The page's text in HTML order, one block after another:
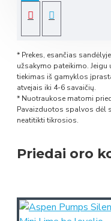
* Prekes, esančias
užsakymo pateikimo. Jeigu
tiekimas iš gamyklos
atvejais iki 4-6 savaičių.
* Nuotraukose matomi
Pavaizduotos spalvos dėl
neatitikti tikrosios.
Priedai oro